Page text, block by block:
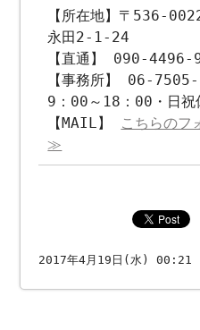
【所在地】〒536-
永田2-1-24
【直通】 090-4496-
【事務所】 06-
9：00～18：00・日祝
【MAIL】 こちらのフ
≫
2017年4月19日(水) 00:21